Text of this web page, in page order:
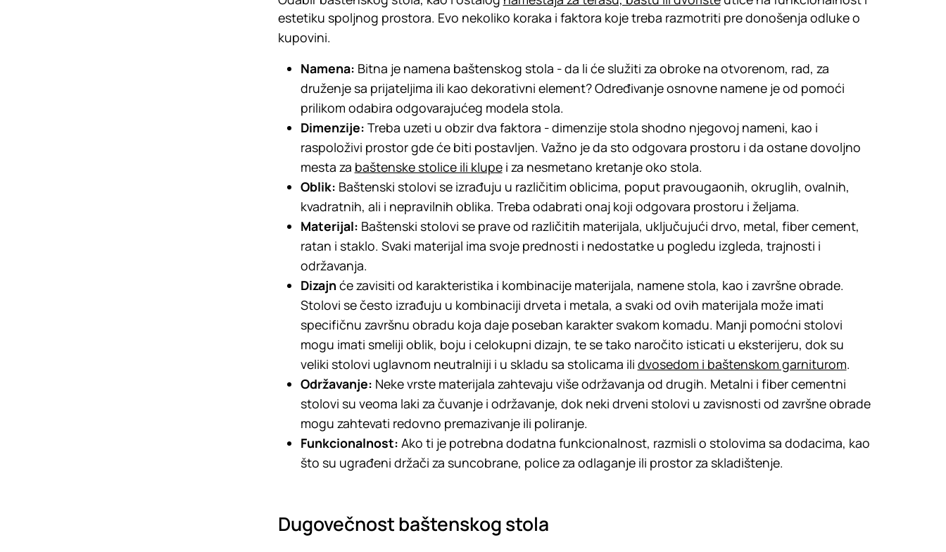
estetiku spoljnog prostora. Evo nekoliko koraka i faktora koje treba razmotriti pre donošenja odluke o
kupovini.
Namena: Bitna je namena baštenskog stola - da li će služiti za obroke na otvorenom, rad, za
druženje sa prijateljima ili kao dekorativni element? Određivanje osnovne namene je od pomoći
prilikom odabira odgovarajućeg modela stola.
Dimenzije: Treba uzeti u obzir dva faktora - dimenzije stola shodno njegovoj nameni, kao i
raspoloživi prostor gde će biti postavljen. Važno je da sto odgovara prostoru i da ostane dovoljno
mesta za baštenske stolice ili klupei za nesmetano kretanje oko stola.
Oblik: Baštenski stolovi se izrađuju u različitim oblicima, poput pravougaonih, okruglih, ovalnih,
kvadratnih, ali i nepravilnih oblika. Treba odabrati onaj koji odgovara prostoru i željama.
Materijal: Baštenski stolovi se prave od različitih materijala, uključujući drvo, metal, fiber cement,
ratan i staklo. Svaki materijal ima svoje prednosti i nedostatke u pogledu izgleda, trajnosti i
održavanja.
Dizajn će zavisiti od karakteristika i kombinacije materijala, namene stola, kao i završne obrade.
Stolovi se često izrađuju u kombinaciji drveta i metala, a svaki od ovih materijala može imati
specifičnu završnu obradu koja daje poseban karakter svakom komadu. Manji pomoćni stolovi
mogu imati smeliji oblik, boju i celokupni dizajn, te se tako naročito isticati u eksterijeru, dok su
veliki stolovi uglavnom neutralniji i u skladu sa stolicama ili dvosedom i baštenskom garniturom.
Održavanje: Neke vrste materijala zahtevaju više održavanja od drugih. Metalni i fiber cementni
stolovi su veoma laki za čuvanje i održavanje, dok neki drveni stolovi u zavisnosti od završne obrade
mogu zahtevati redovno premazivanje ili poliranje.
Funkcionalnost: Ako ti je potrebna dodatna funkcionalnost, razmisli o stolovima sa dodacima, kao
što su ugrađeni držači za suncobrane, police za odlaganje ili prostor za skladištenje.
Dugovečnost baštenskog stola